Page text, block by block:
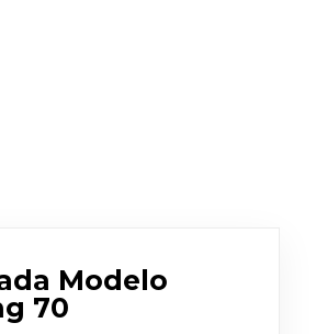
Modelo
70